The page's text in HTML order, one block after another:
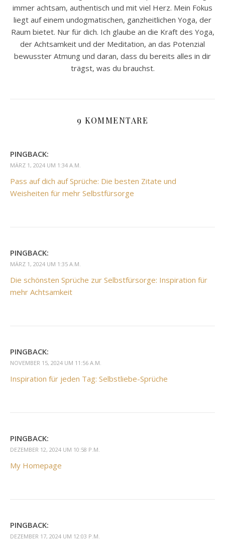
immer achtsam, authentisch und mit viel Herz. Mein Fokus
liegt auf einem undogmatischen, ganzheitlichen Yoga, der
Raum bietet. Nur für dich. Ich glaube an die Kraft des Yoga,
der Achtsamkeit und der Meditation, an das Potenzial
bewusster Atmung und daran, dass du bereits alles in dir
trägst, was du brauchst.
9 KOMMENTARE
PINGBACK:
MÄRZ 1, 2024 UM 1:34 A.M.
Pass auf dich auf Sprüche: Die besten Zitate und
Weisheiten für mehr Selbstfürsorge
PINGBACK:
MÄRZ 1, 2024 UM 1:35 A.M.
Die schönsten Sprüche zur Selbstfürsorge: Inspiration für
mehr Achtsamkeit
PINGBACK:
NOVEMBER 15, 2024 UM 11:56 A.M.
Inspiration für jeden Tag: Selbstliebe-Sprüche
PINGBACK:
DEZEMBER 12, 2024 UM 10:58 P.M.
My Homepage
PINGBACK:
DEZEMBER 17, 2024 UM 12:03 P.M.